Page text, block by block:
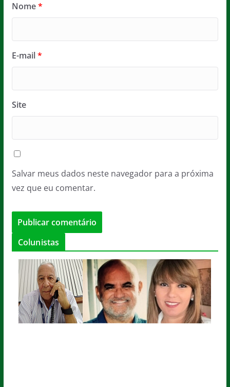
Nome*
E-mail*
Site
Salvar meus dados neste navegador para a próxima
vez que eu comentar.
Colunistas